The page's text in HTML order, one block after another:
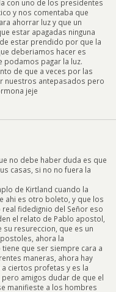
con uno de los presidentes
y nos comentaba que
ahorrar luz y que un
estar apagadas ninguna
estar prendido por que la
deberiamos hacer es
podamos pagar la luz.
de que a veces por las
nuestros antepasados pero
jeje
no debe haber duda es que
casas, si no no fuera la
de Kirtland cuando la
ahi es otro boleto, y que los
fidedignio del Señor eso
el relato de Pablo apostol,
resureccion, que es un
ahora la
que ser siempre cara a
maneras, ahora hay
ciertos profetas y es la
amigos dudar de que el
manifieste a los hombres